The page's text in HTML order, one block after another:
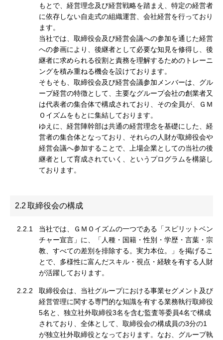
もとで、経営理念及び経営戦略を踏まえ、特定の経営者
に依存しない自走式の組織運営、会社経営を行っており
ます。
当社では、取締役会及び経営会議への参加を通じた経営
への参画により、後継者として必要な知見を修得し、後
継者に求められる役割と責務を理解するためのトレーニ
ングを積み重ねる機会を設けております。
そもそも、取締役会及び経営会議参加メンバーは、グル
ープ経営の特徴として、主要なグループ会社の創業者又
は代表者の集合体で構成されており、その全員が、ＧＭ
Ｏイズムをもとに集結しております。
ゆえに、経営陣幹部は共通の経営理念を基礎にした、経
営者の集合体となっており、それらの人財が取締役会や
経営会議へ参加することで、上場企業としての当社の後
継者として育成されていく、というプログラムを構築し
ております。
2.2取締役会の構成
2.2.1
当社では、ＧＭＯイズムの一つである「スピリットベン
チャー宣言」に、「人種・国籍・性別・学歴・言葉・宗
教、すべての差別を排除する。実力本位。」を掲げるこ
とで、多様性に富んだスキル・視点・経験を有する人財
が活躍しております。
2.2.2
取締役会は、当社グループにおける事業セグメント及び
経営管理に関する専門的な知識を有する業務執行取締役
5名と、独立社外取締役3名を含む監査等委員4名で構成
されており、全体として、取締役会の構成員の3分の1
が独立社外取締役となっております。なお、グループ執